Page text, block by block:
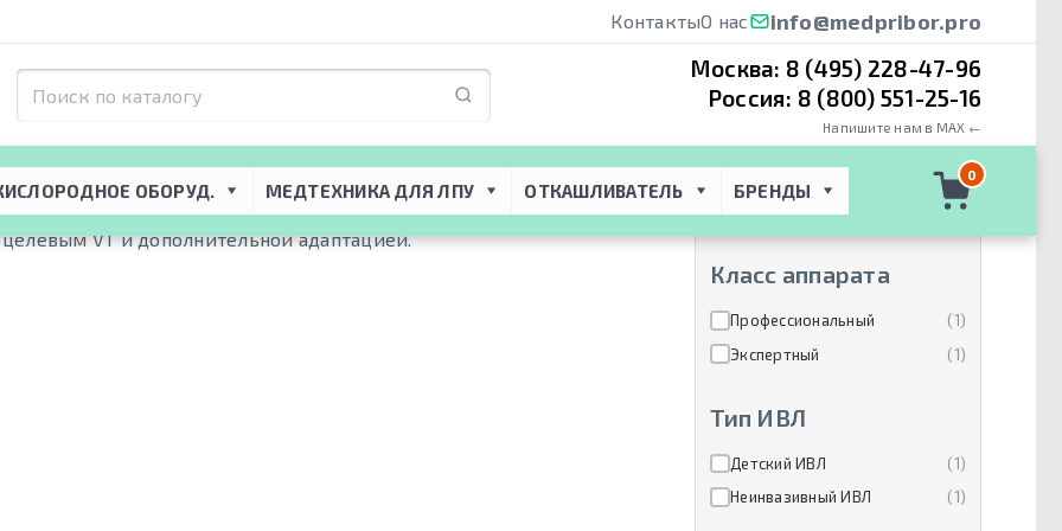
КонтактыО нас info@medpribor.pro
Москва: 8 (495) 228-47-96
Россия: 8 (800) 551-25-16
Напишите нам в MAX ←
ОБОРУД. МЕДТЕХНИКА ДЛЯ ЛПУ ОТКАШЛИВАТЕЛЬ БРЕНДЫ
0
VT и дополнительной адаптацией.
Производители
SLE Limited (1)
Класс аппарата
Профессиональный
(1)
Экспертный
(1)
Тип ИВЛ
Детский ИВЛ
(1)
Неинвазивный ИВЛ
(1)